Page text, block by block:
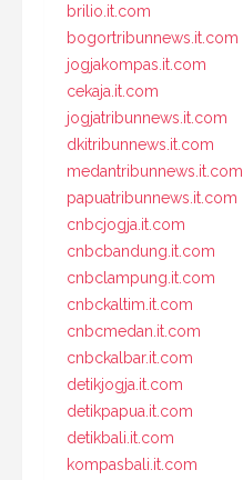
brilio.it.com
bogortribunnews.it.com
jogjakompas.it.com
cekaja.it.com
jogjatribunnews.it.com
dkitribunnews.it.com
medantribunnews.it.com
papuatribunnews.it.com
cnbcjogja.it.com
cnbcbandung.it.com
cnbclampung.it.com
cnbckaltim.it.com
cnbcmedan.it.com
cnbckalbar.it.com
detikjogja.it.com
detikpapua.it.com
detikbali.it.com
kompasbali.it.com